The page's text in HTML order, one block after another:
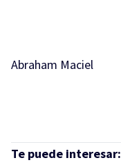
Abraham Maciel
Te puede interesar: